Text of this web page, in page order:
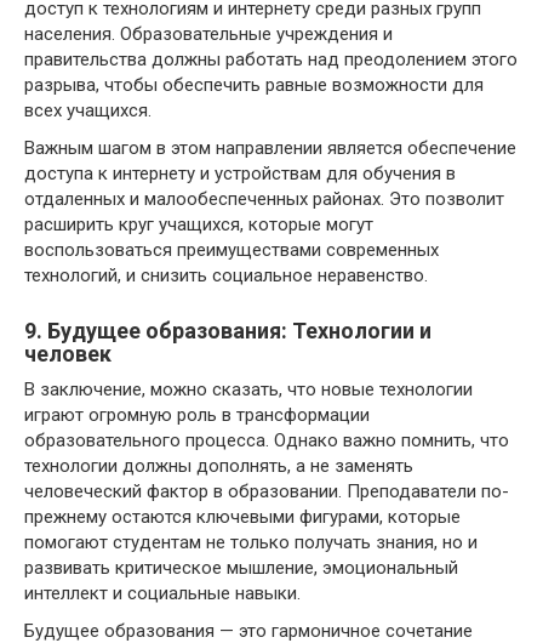
доступ к технологиям и интернету среди разных групп
населения. Образовательные учреждения и
правительства должны работать над преодолением этого
разрыва, чтобы обеспечить равные возможности для
всех учащихся.
Важным шагом в этом направлении является обеспечение
доступа к интернету и устройствам для обучения в
отдаленных и малообеспеченных районах. Это позволит
расширить круг учащихся, которые могут
воспользоваться преимуществами современных
технологий, и снизить социальное неравенство.
9. Будущее образования: Технологии и
человек
В заключение, можно сказать, что новые технологии
играют огромную роль в трансформации
образовательного процесса. Однако важно помнить, что
технологии должны дополнять, а не заменять
человеческий фактор в образовании. Преподаватели по-
прежнему остаются ключевыми фигурами, которые
помогают студентам не только получать знания, но и
развивать критическое мышление, эмоциональный
интеллект и социальные навыки.
Будущее образования — это гармоничное сочетание